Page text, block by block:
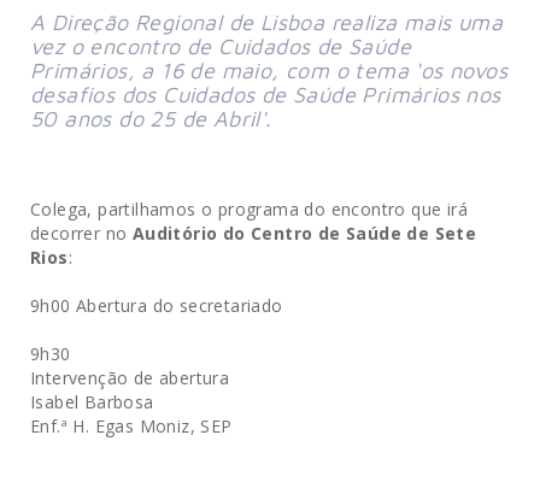
A Direção Regional de Lisboa realiza mais uma
vez o encontro de Cuidados de Saúde
Primários, a 16 de maio, com o tema 'os novos
desafios dos Cuidados de Saúde Primários nos
50 anos do 25 de Abril'.
Colega, partilhamos o programa do encontro que irá
decorrer no Auditório do Centro de Saúde de Sete
Rios:
9h00 Abertura do secretariado
9h30
Intervenção de abertura
Isabel Barbosa
Enf.ª H. Egas Moniz, SEP